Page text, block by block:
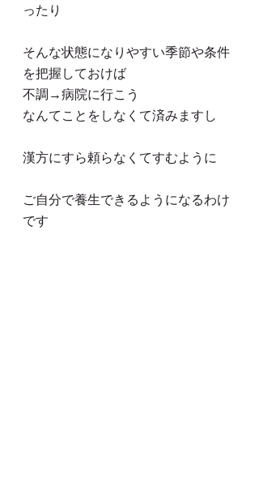
ったり
そんな状態になりやすい季節や条件
を把握しておけば
不調→病院に行こう
なんてことをしなくて済みますし
漢方にすら頼らなくてすむように
ご自分で養生できるようになるわけ
です